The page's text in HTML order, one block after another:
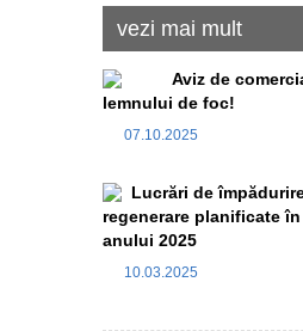
vezi mai mult
Aviz de
lemnului de foc!
07.10.2025
Lucrări de
regenerare planificate
anului 2025
10.03.2025